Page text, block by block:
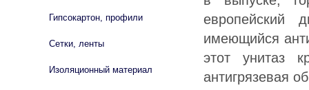
европейский
имеющийся
этот унитаз
антигрязевая
Гипсокартон, профили
Сетки, ленты
Изоляционный материал